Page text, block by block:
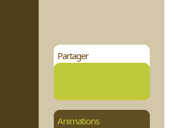
Partager
Animations